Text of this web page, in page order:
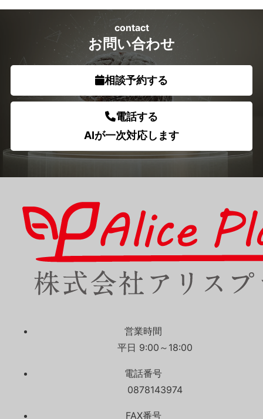
お問い合わせ
contact
相談予約する
電話する
AIが一次対応します
営業時間
平日 9:00～18:00
電話番号
0878143974
FAX番号